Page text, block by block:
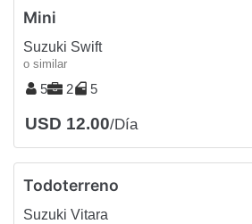
Mini
Suzuki Swift
o similar
5 2 5
USD 12.00/Día
Todoterreno
Suzuki Vitara